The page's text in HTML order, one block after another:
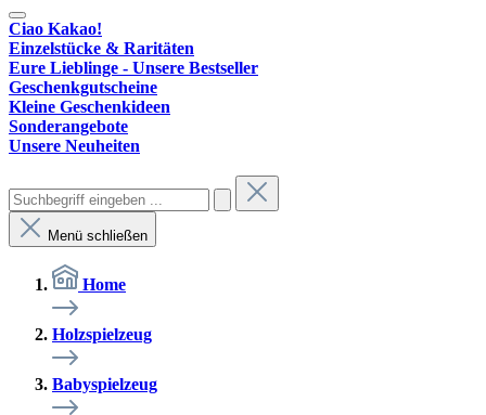
Ciao Kakao!
Einzelstücke & Raritäten
Eure Lieblinge - Unsere Bestseller
Geschenkgutscheine
Kleine Geschenkideen
Sonderangebote
Unsere Neuheiten
Menü schließen
Home
Holzspielzeug
Babyspielzeug